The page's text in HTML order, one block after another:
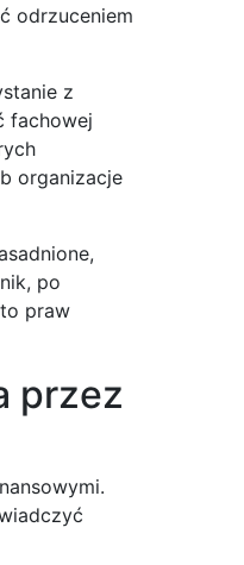
odrzuceniem
z
fachowej
organizacje
po
praw
przez